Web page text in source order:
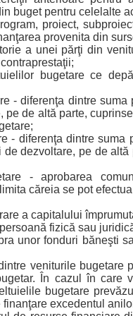
buget pentru celelalte
proiect,
provenita din
a unei părţi din
bugetare ce
- diferenţa dintre suma
pe de altă parte,
- diferenţa dintre suma
dezvoltare, pe de altă
- aprobarea
căreia se pot
a capitalului
fizică sau
unor fonduri băneşti
veniturile bugetare
În cazul în care
bugetare
excedentul